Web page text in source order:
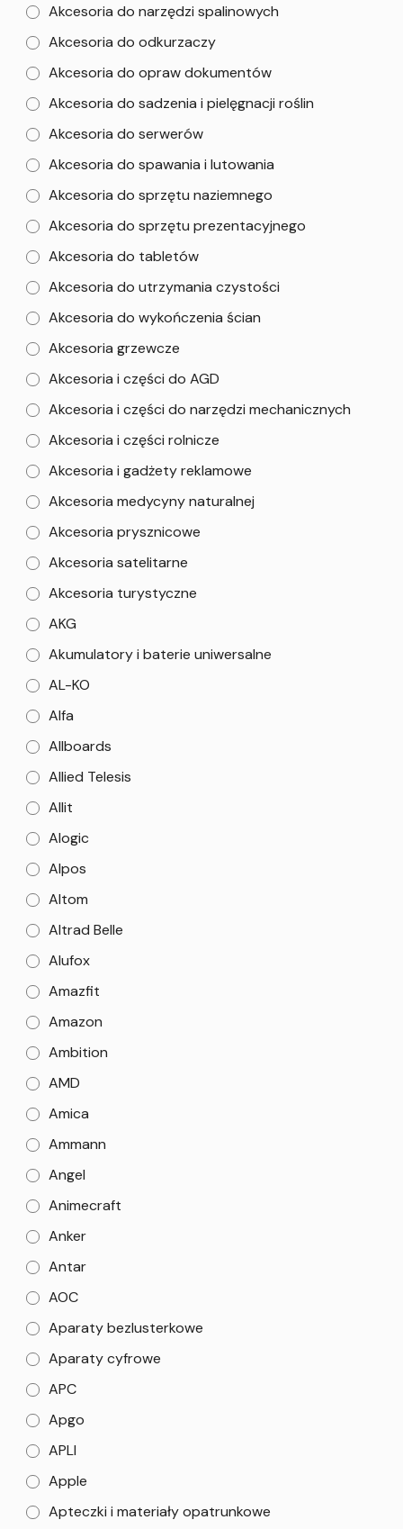
Akcesoria do narzędzi spalinowych
Akcesoria do odkurzaczy
Akcesoria do opraw dokumentów
Akcesoria do sadzenia i pielęgnacji roślin
Akcesoria do serwerów
Akcesoria do spawania i lutowania
Akcesoria do sprzętu naziemnego
Akcesoria do sprzętu prezentacyjnego
Akcesoria do tabletów
Akcesoria do utrzymania czystości
Akcesoria do wykończenia ścian
Akcesoria grzewcze
Akcesoria i części do AGD
Akcesoria i części do narzędzi mechanicznych
Akcesoria i części rolnicze
Akcesoria i gadżety reklamowe
Akcesoria medycyny naturalnej
Akcesoria prysznicowe
Akcesoria satelitarne
Akcesoria turystyczne
AKG
Akumulatory i baterie uniwersalne
AL-KO
Alfa
Allboards
Allied Telesis
Allit
Alogic
Alpos
Altom
Altrad Belle
Alufox
Amazfit
Amazon
Ambition
AMD
Amica
Ammann
Angel
Animecraft
Anker
Antar
AOC
Aparaty bezlusterkowe
Aparaty cyfrowe
APC
Apgo
APLI
Apple
Apteczki i materiały opatrunkowe